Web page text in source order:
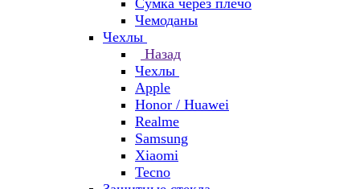
Сумка через плечо
Чемоданы
Чехлы
Назад
Чехлы
Apple
Honor / Huawei
Realme
Samsung
Xiaomi
Tecno